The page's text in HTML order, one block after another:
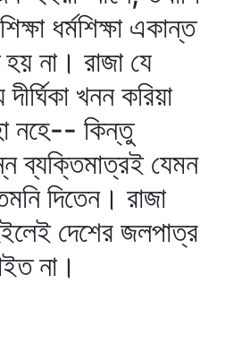
ধর্মশিক্ষা একান্ত
না। রাজা যে
খনন করিয়া
নহে-- কিন্তু
ব্যক্তিমাত্রই যেমন
দিতেন। রাজা
দেশের জলপাত্র
না।